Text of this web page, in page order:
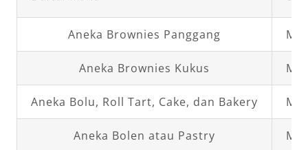
Aneka Brownies Panggang
Aneka Brownies Kukus
Aneka Bolu, Roll Tart, Cake, dan Bakery
Aneka Bolen atau Pastry